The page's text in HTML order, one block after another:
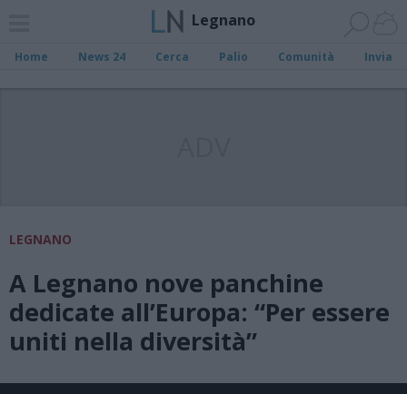
Legnano
Home News 24 Cerca Palio Comunità Invia
LEGNANO
A Legnano nove panchine
dedicate all’Europa: “Per essere
uniti nella diversità”